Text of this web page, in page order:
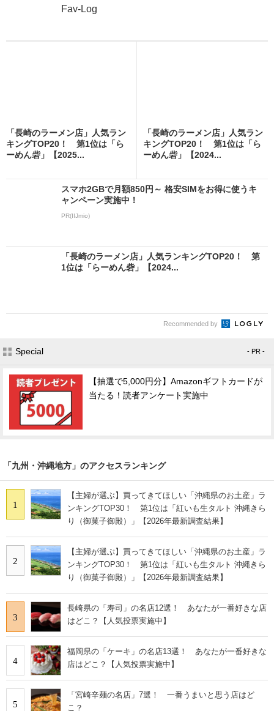
Fav-Log
「長崎のラーメン店」人気ラン
キングTOP20！ 第1位は「ら
ーめん砦」【2025...
「長崎のラーメン店」人気ラン
キングTOP20！ 第1位は「ら
ーめん砦」【2024...
スマホ2GBで月額850円～ 格安SIMをお得に使うキ
ャンペーン実施中！
PR(IIJmio)
「長崎のラーメン店」人気ランキングTOP20！ 第
1位は「らーめん砦」【2024...
Recommended by
Special - PR -
【抽選で5,000円分】Amazonギフトカードが
当たる！読者アンケート実施中
「九州・沖縄地方」のアクセスランキング
1
【主婦が選ぶ】買ってきてほしい「沖縄県のお土産」ラ
ンキングTOP30！ 第1位は「紅いも生タルト 沖縄きら
り（御菓子御殿）」【2026年最新調査結果】
2
【主婦が選ぶ】買ってきてほしい「沖縄県のお土産」ラ
ンキングTOP30！ 第1位は「紅いも生タルト 沖縄きら
り（御菓子御殿）」【2026年最新調査結果】
3
長崎県の「寿司」の名店12選！ あなたが一番好きな店
はどこ？【人気投票実施中】
4
福岡県の「ケーキ」の名店13選！ あなたが一番好きな
店はどこ？【人気投票実施中】
5
「宮崎辛麺の名店」7選！ 一番うまいと思う店はど
こ？